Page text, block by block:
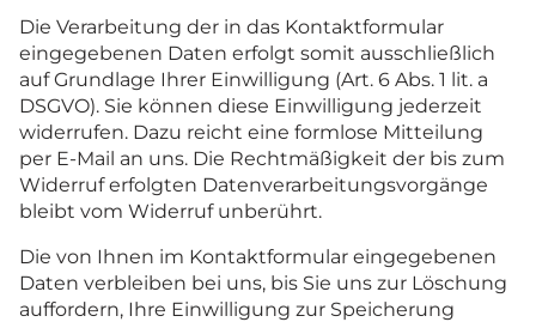
Die Verarbeitung der in das Kontaktformular
eingegebenen Daten erfolgt somit ausschließlich
auf Grundlage Ihrer Einwilligung (Art. 6 Abs. 1 lit. a
DSGVO). Sie können diese Einwilligung jederzeit
widerrufen. Dazu reicht eine formlose Mitteilung
per E-Mail an uns. Die Rechtmäßigkeit der bis zum
Widerruf erfolgten Datenverarbeitungsvorgänge
bleibt vom Widerruf unberührt.
Die von Ihnen im Kontaktformular eingegebenen
Daten verbleiben bei uns, bis Sie uns zur Löschung
auffordern, Ihre Einwilligung zur Speicherung